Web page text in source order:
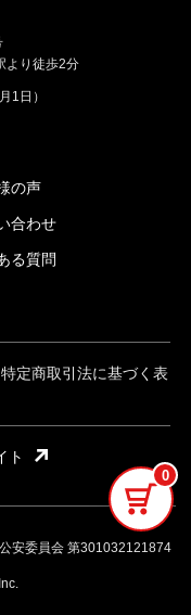
0
より徒歩2分
1日）
の声
合わせ
る質問
特定商取引法に基づく表
ト
安委員会 第301032121874